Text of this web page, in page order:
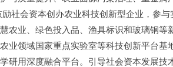
社会资本创办农业科技创新型企业，参
农业、绿色投入品、渔具标识和玻璃钢
业领域国家重点实验室等科技创新平台
研用深度融合平台。引导社会资本发展